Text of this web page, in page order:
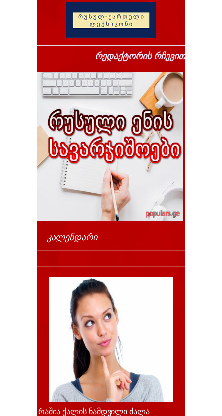
რედაქტორის რჩევით
ᲙᲐᲚᲔᲜᲓᲐᲠᲘ
რაშია ქალის ნამდვილი ძალა